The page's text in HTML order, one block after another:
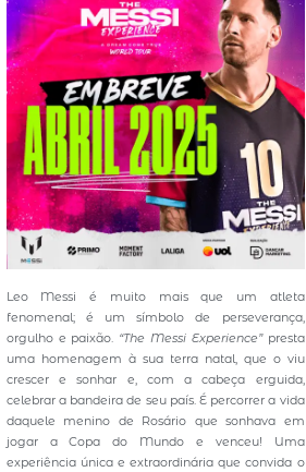
Leo Messi é muito mais que um atleta
fenomenal; é um símbolo de perseverança,
orgulho e paixão. “The Messi Experience” presta
uma homenagem à sua terra natal, que o viu
crescer e sonhar e, com a cabeça erguida,
celebrar a bandeira de seu país. É percorrer a vida
daquele menino de Rosário que sonhava em
jogar a Copa do Mundo e venceu! Uma
experiência única e extraordinária que convida o